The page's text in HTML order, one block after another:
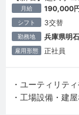
月給 190,000
シフト 3交替
勤務地 兵庫県明
雇用形態 正社員
・ユーティリテ
・工場設備・建